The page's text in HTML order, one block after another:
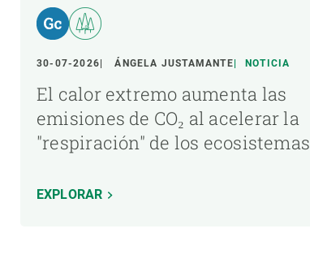
30-07-2026 ÁNGELA JUSTAMANTE NOTICIA
El calor extremo aumenta las
emisiones de CO₂ al acelerar la
"respiración" de los ecosistemas
EXPLORAR